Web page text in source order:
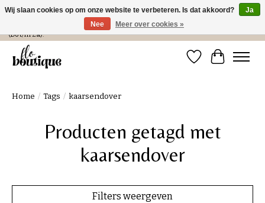
Verzending in NL € 4,99 en gratis bij een bestelling > € 100 of afhalen in de winkel
(Do t/m Za).
Verlanglijst
Home / Tags / kaarsendover
Producten getagd met
kaarsendover
Filters weergeven
Wij slaan cookies op om onze website te verbeteren. Is dat akkoord?
Ja
Nee
Meer over cookies »